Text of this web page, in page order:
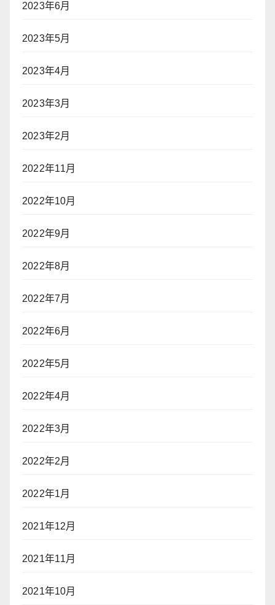
2023年6月
2023年5月
2023年4月
2023年3月
2023年2月
2022年11月
2022年10月
2022年9月
2022年8月
2022年7月
2022年6月
2022年5月
2022年4月
2022年3月
2022年2月
2022年1月
2021年12月
2021年11月
2021年10月